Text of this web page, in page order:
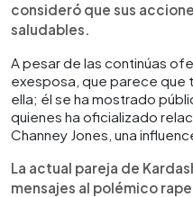
consideró que sus
saludables.
A pesar de las continúas
exesposa, que parece que
ella; él se ha mostrado
quienes ha oficializado
Channey Jones, una
La actual pareja de
mensajes al polémico